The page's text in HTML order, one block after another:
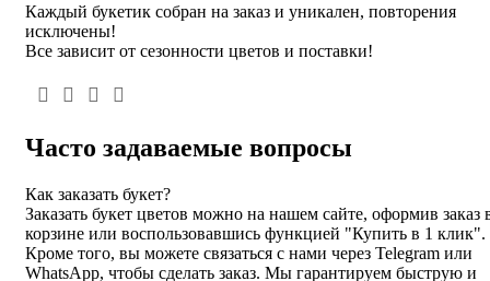
Каждый букетик собран на заказ и уникален, повторения
исключены!
Все зависит от сезонности цветов и поставки!
Часто задаваемые вопросы
Как заказать букет?
Заказать букет цветов можно на нашем сайте, оформив заказ
корзине или воспользовавшись функцией "Купить в 1 клик".
Кроме того, вы можете связаться с нами через Telegram или
WhatsApp, чтобы сделать заказ. Мы гарантируем быструю и